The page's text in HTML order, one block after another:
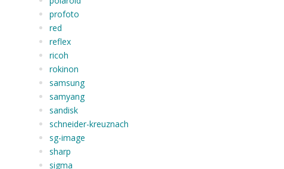
profoto
red
reflex
ricoh
rokinon
samsung
samyang
sandisk
schneider-kreuznach
sg-image
sharp
sigma